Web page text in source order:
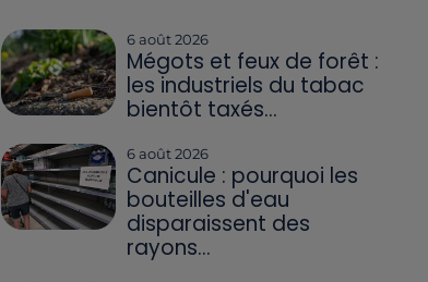
6 août 2026
Mégots et feux de forêt :
les industriels du tabac
bientôt taxés...
6 août 2026
Canicule : pourquoi les
bouteilles d'eau
disparaissent des
rayons...